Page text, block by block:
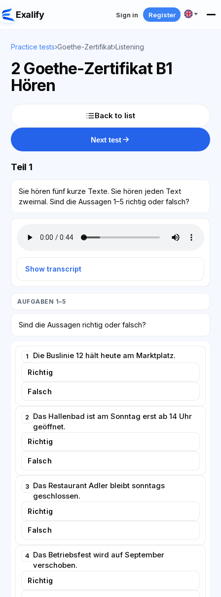
Exalify Sign in Register
Practice tests›Goethe-Zertifikat›Listening
2 Goethe-Zertifikat B1
Hören
Back to list
Next test
Teil 1
Sie hören fünf kurze Texte. Sie hören jeden Text
zweimal. Sind die Aussagen 1–5 richtig oder falsch?
Show transcript
AUFGABEN 1–5
Sind die Aussagen richtig oder falsch?
1 Die Buslinie 12 hält heute am Marktplatz.
Richtig
Falsch
2
Das Hallenbad ist am Sonntag erst ab 14 Uhr
geöffnet.
Richtig
Falsch
3 Das Restaurant Adler bleibt sonntags
geschlossen.
Richtig
Falsch
4
Das Betriebsfest wird auf September
verschoben.
Richtig